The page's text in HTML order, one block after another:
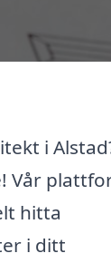
i
Vår
hitta
i ditt